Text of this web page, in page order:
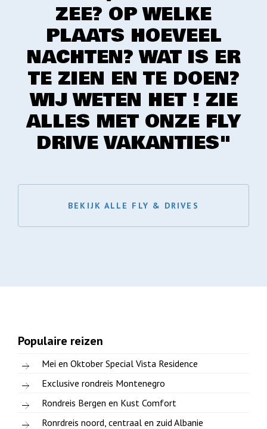
ZEE? OP WELKE
PLAATS HOEVEEL
NACHTEN? WAT IS ER
TE ZIEN EN TE DOEN?
WIJ WETEN HET ! ZIE
ALLES MET ONZE FLY
DRIVE VAKANTIES"
BEKIJK ALLE FLY & DRIVES
Populaire reizen
Mei en Oktober Special Vista Residence
Exclusive rondreis Montenegro
Rondreis Bergen en Kust Comfort
Ronrdreis noord, centraal en zuid Albanie